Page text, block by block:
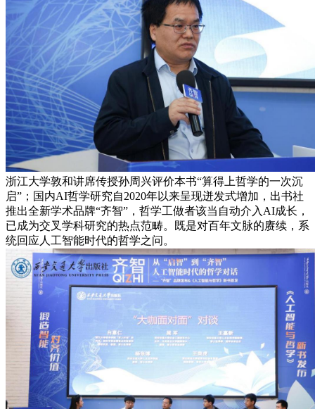
浙江大学敦和讲席传授孙周兴评价本书“算得上哲学的一次沉
启”；国内AI哲学研究自2020年以来呈现迸发式增加，出书社
推出全新学术品牌“齐智”，哲学工做者该当自动介入AI成长，
已成为交叉学科研究的热点范畴。既是对百年文脉的赓续，系
统回应人工智能时代的哲学之问。